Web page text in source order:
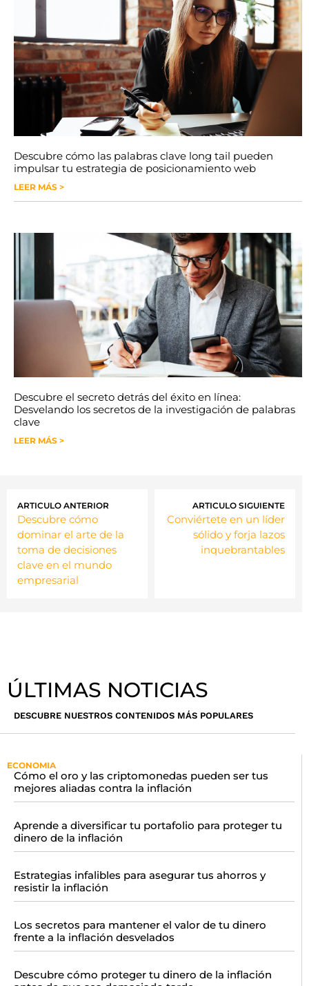
Descubre cómo las palabras clave long tail pueden
impulsar tu estrategia de posicionamiento web
LEER MÁS >
Descubre el secreto detrás del éxito en línea:
Desvelando los secretos de la investigación de palabras
clave
LEER MÁS >
ARTICULO ANTERIOR
Descubre cómo
dominar el arte de la
toma de decisiones
clave en el mundo
empresarial
ARTICULO SIGUIENTE
Conviértete en un líder
sólido y forja lazos
inquebrantables
ÚLTIMAS NOTICIAS
DESCUBRE NUESTROS CONTENIDOS MÁS POPULARES
ECONOMIA
Cómo el oro y las criptomonedas pueden ser tus
mejores aliadas contra la inflación
Aprende a diversificar tu portafolio para proteger tu
dinero de la inflación
Estrategias infalibles para asegurar tus ahorros y
resistir la inflación
Los secretos para mantener el valor de tu dinero
frente a la inflación desvelados
Descubre cómo proteger tu dinero de la inflación